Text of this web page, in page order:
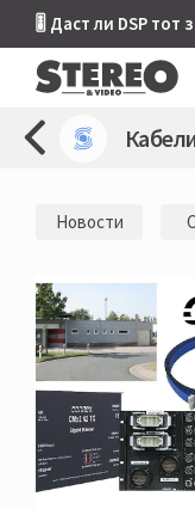
🎚 Даст ли DSP
Новости